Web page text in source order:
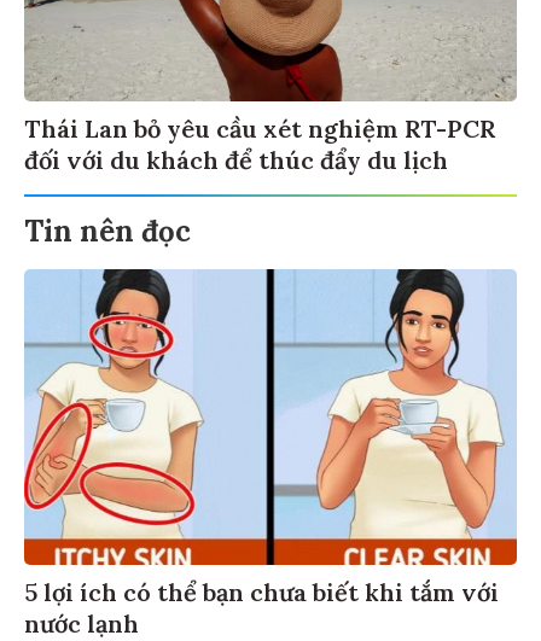
Thái Lan bỏ yêu cầu xét nghiệm RT-PCR
đối với du khách để thúc đẩy du lịch
Tin nên đọc
5 lợi ích có thể bạn chưa biết khi tắm với
nước lạnh